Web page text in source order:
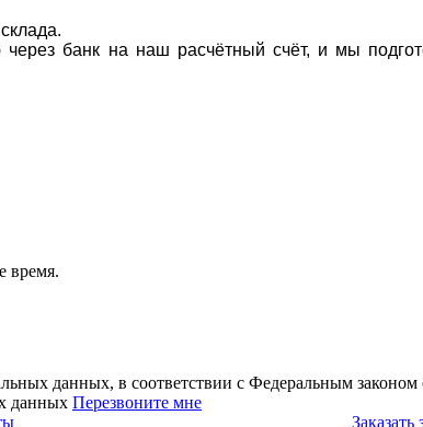
через банк на наш расчётный счёт, и мы
время.
данных, в соответствии с Федеральным
данных Перезвоните мне
Заказать